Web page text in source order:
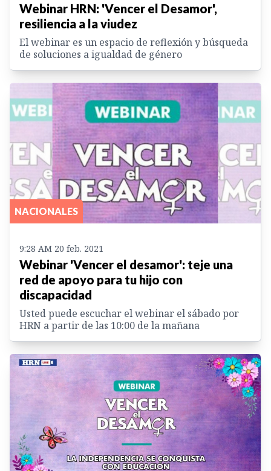
Webinar HRN: 'Vencer el Desamor',
resiliencia a la viudez
El webinar es un espacio de reflexión y búsqueda
de soluciones a igualdad de género
NACIONALES
9:28 AM 20 feb. 2021
Webinar 'Vencer el desamor': teje una
red de apoyo para tu hijo con
discapacidad
Usted puede escuchar el webinar el sábado por
HRN a partir de las 10:00 de la mañana